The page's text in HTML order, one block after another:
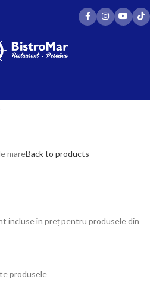
mareBack to products
incluse în preț pentru produsele din
produsele